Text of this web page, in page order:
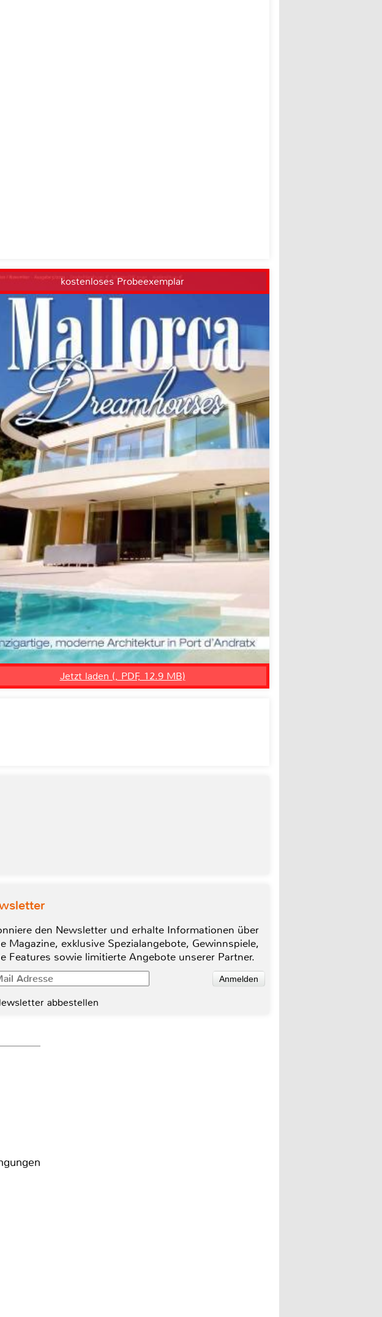
kostenloses Probeexemplar
Jetzt laden (, PDF, 12.9 MB)
den Newsletter und erhalte Informationen über
Magazine, exklusive Spezialangebote, Gewinnspiele,
Features sowie limitierte Angebote unserer Partner.
abbestellen